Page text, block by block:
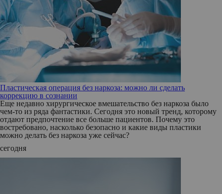
Пластическая операция без наркоза: можно ли сделать
коррекцию в сознании
Еще недавно хирургическое вмешательство без наркоза было
чем-то из ряда фантастики. Сегодня это новый тренд, которому
отдают предпочтение все больше пациентов. Почему это
востребовано, насколько безопасно и какие виды пластики
можно делать без наркоза уже сейчас?
сегодня